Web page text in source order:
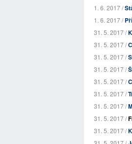
1. 6. 2017 /
1. 6. 2017 /
31. 5. 2017 /
31. 5. 2017 /
31. 5. 2017 /
31. 5. 2017 /
31. 5. 2017 /
31. 5. 2017 /
31. 5. 2017 /
31. 5. 2017 /
31. 5. 2017 /